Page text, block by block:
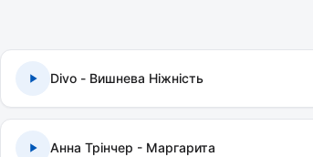
Divo - Вишнева Ніжність
Анна Трінчер - Маргарита